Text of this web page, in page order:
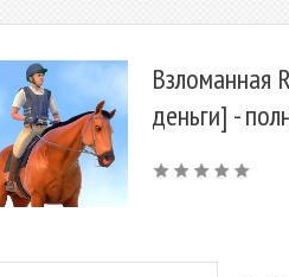
Взломанная
деньги] -